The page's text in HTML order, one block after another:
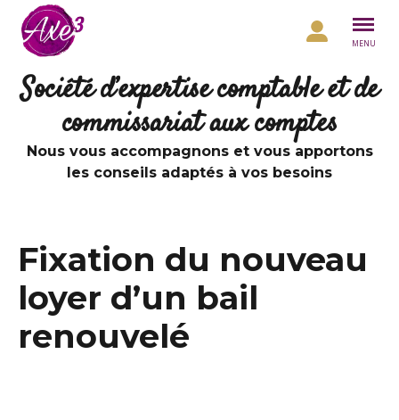
Aller au contenu
MENU
Société d’expertise comptable et de
commissariat aux comptes
Nous vous accompagnons et vous apportons
les conseils adaptés à vos besoins
Fixation du nouveau
loyer d’un bail
renouvelé